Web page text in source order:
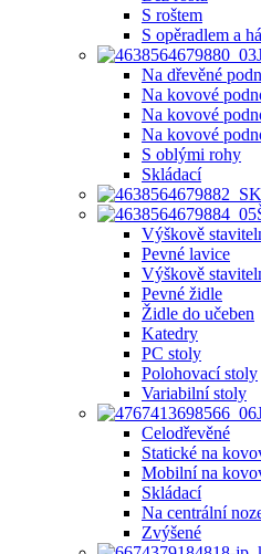
S roštem
S opěradlem a
Na dřevěné
Na kovové
Na kovové
Na kovové
S oblými rohy
Skládací
Výškově
Pevné lavice
Výškově
Pevné židle
Židle do učeben
Katedry
PC stoly
Polohovací stoly
Variabilní stoly
Celodřevěné
Statické na
Mobilní na
Skládací
Na centrální
Zvýšené